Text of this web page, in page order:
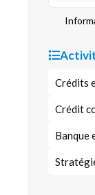
Crédits
Crédit
Banque